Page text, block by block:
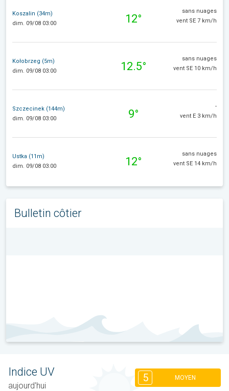
Koszalin (34m)
dim. 09/08 03:00
12°
sans nuages
vent SE 7 km/h
Kołobrzeg (5m)
dim. 09/08 03:00
12.5°
sans nuages
vent SE 10 km/h
Szczecinek (144m)
dim. 09/08 03:00
9°
-
vent E 3 km/h
Ustka (11m)
dim. 09/08 03:00
12°
sans nuages
vent SE 14 km/h
Bulletin côtier
Indice UV
aujourd'hui
5 MOYEN